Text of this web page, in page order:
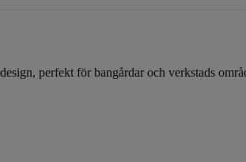
perfekt för bangårdar och verkstads